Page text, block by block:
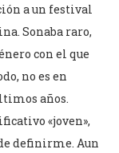
a un festival
Sonaba raro,
con el que
no es en
años.
«joven»,
definirme. Aun